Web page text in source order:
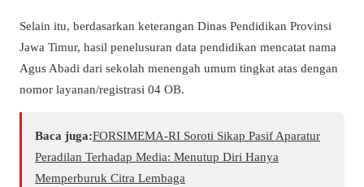
Selain itu, berdasarkan keterangan Dinas Pendidikan Provinsi
Jawa Timur, hasil penelusuran data pendidikan mencatat nama
Agus Abadi dari sekolah menengah umum tingkat atas dengan
nomor layanan/registrasi 04 OB.
Baca juga:​FORSIMEMA-RI Soroti Sikap Pasif Aparatur
Peradilan Terhadap Media: Menutup Diri Hanya
Memperburuk Citra Lembaga